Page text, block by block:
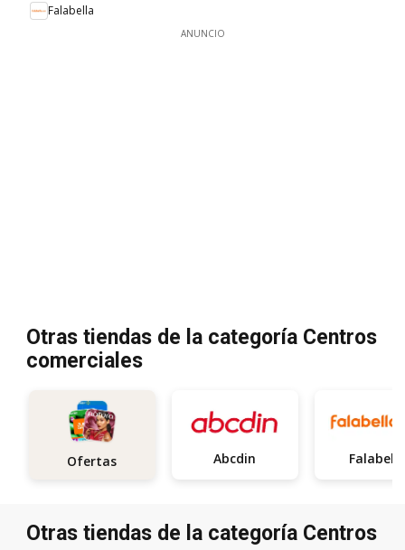
Falabella
ANUNCIO
Otras tiendas de la categoría Centros
comerciales
Ofertas Abcdin
Otras tiendas de la categoría Centros